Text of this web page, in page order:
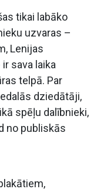
tikai labāko
uzvaras –
Lenijas
sava laika
telpā. Par
dziedātāji,
spēļu dalībnieki,
no publiskās